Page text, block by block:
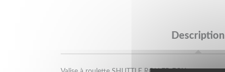
Description